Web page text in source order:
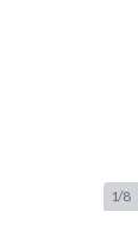
1/8